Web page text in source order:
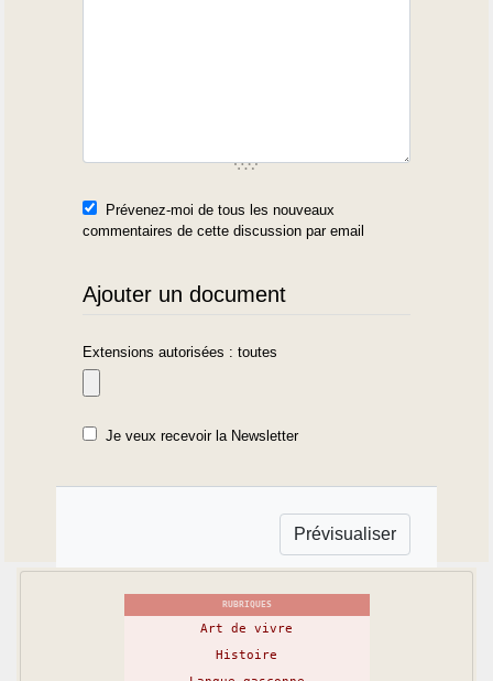
Prévenez-moi de tous les nouveaux
commentaires de cette discussion par email
Ajouter un document
Extensions autorisées : toutes
Je veux recevoir la Newsletter
RUBRIQUES
Art de vivre
Histoire